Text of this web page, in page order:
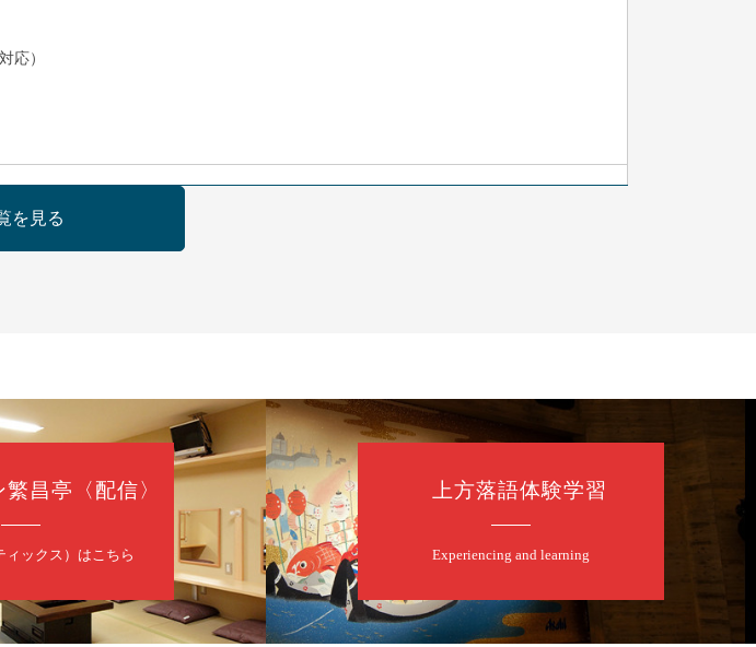
応）
1
）／笑福亭笑利／桂文太～仲入～露の眞／笑福亭仁福／幸助福助（漫才）／桂春若
を見る
昌亭〈配信〉
ィックス）はこちら
上方落語体験学習
Experiencing and learning